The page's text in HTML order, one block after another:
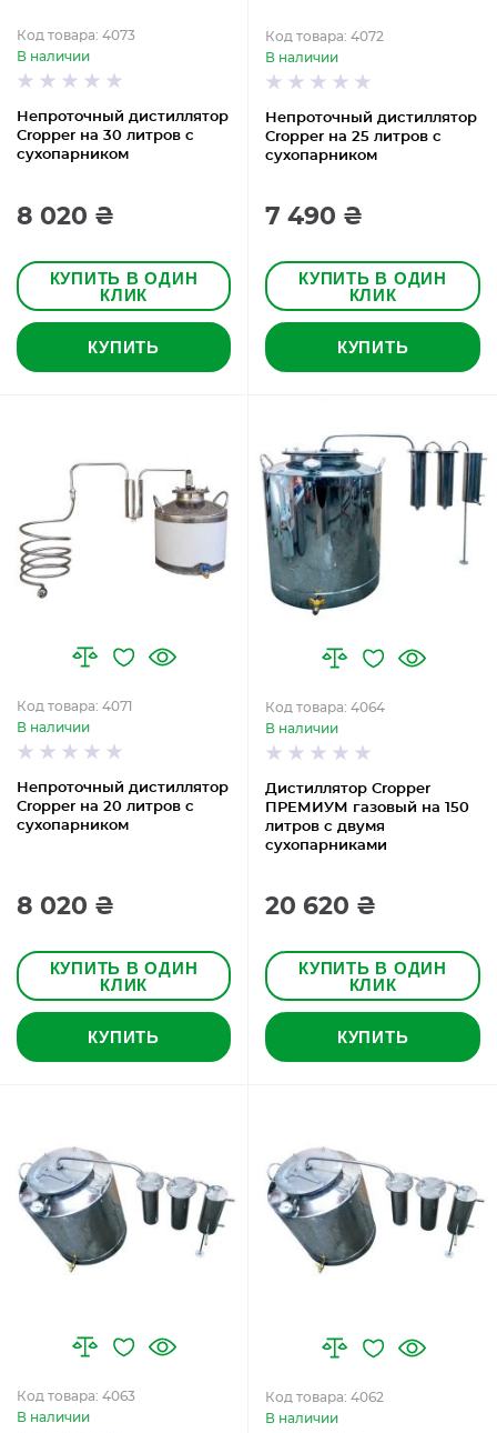
Непроточный дистиллятор
Cropper на 30 литров с
сухопарником
Код товара: 4073
В наличии
8 020 ₴
КУПИТЬ В ОДИН
КЛИК
КУПИТЬ
Непроточный дистиллятор
Cropper на 25 литров с
сухопарником
Код товара: 4072
В наличии
7 490 ₴
КУПИТЬ В ОДИН
КЛИК
КУПИТЬ
Непроточный дистиллятор
Cropper на 20 литров с
сухопарником
Код товара: 4071
В наличии
8 020 ₴
КУПИТЬ В ОДИН
КЛИК
КУПИТЬ
Дистиллятор Cropper
ПРЕМИУМ газовый на 150
литров с двумя
сухопарниками
Код товара: 4064
В наличии
20 620 ₴
КУПИТЬ В ОДИН
КЛИК
КУПИТЬ
Код товара: 4063
В наличии
Код товара: 4062
В наличии